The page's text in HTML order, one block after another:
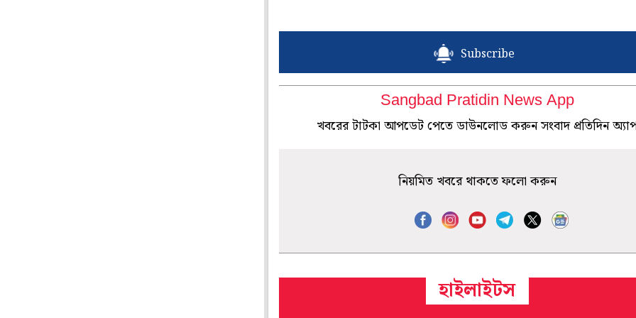
Subscribe
Sangbad Pratidin News App
খবরের টাটকা আপডেট পেতে ডাউনলোড করুন সংবাদ প্রতিদিন
নিয়মিত খবরে থাকতে ফলো করুন
হাইলাইটস